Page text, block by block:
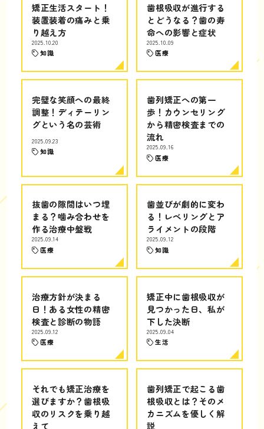
矯正生活スタート！
装置装着の痛みと乗
り越え方
2025.10.20
知識
歯根吸収が進行する
とどうなる？歯の寿
命への影響と症状
2025.10.09
医療
完璧な笑顔への最終
調整！ディテーリン
グという名の芸術
2025.09.23
知識
歯列矯正への第一
歩！カウンセリング
から精密検査までの
流れ
2025.09.16
医療
抜歯の隙間はいつ埋
まる？噛み合わせを
作る治療中盤戦
2025.09.14
医療
歯並びが劇的に変わ
る！レベリングとア
ライメントの段階
2025.09.12
知識
治療方針が決まる
日！ある女性の精密
検査と診断の物語
2025.09.12
医療
矯正中に歯根吸収が
見つかった日、私が
下した決断
2025.09.04
生活
それでも矯正治療を
選びますか？歯根吸
収のリスクを乗り越
えて
歯列矯正で起こる歯
根吸収とは？そのメ
カニズムを優しく解
説